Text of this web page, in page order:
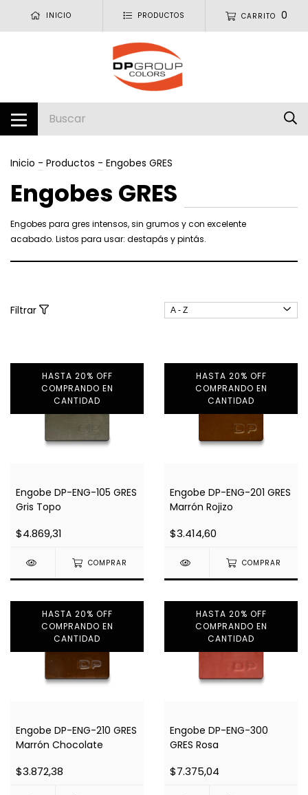
INICIO PRODUCTOS CARRITO 0
Inicio - Productos - Engobes GRES
Engobes GRES
Engobes para gres intensos, sin grumos y con excelente
acabado. Listos para usar: destapás y pintás.
Filtrar
HASTA 20% OFF
COMPRANDO EN
CANTIDAD
Engobe DP-ENG-105 GRES
Gris Topo
$4.869,31
COMPRAR
HASTA 20% OFF
COMPRANDO EN
CANTIDAD
Engobe DP-ENG-201 GRES
Marrón Rojizo
$3.414,60
COMPRAR
HASTA 20% OFF
COMPRANDO EN
CANTIDAD
Engobe DP-ENG-210 GRES
Marrón Chocolate
$3.872,38
HASTA 20% OFF
COMPRANDO EN
CANTIDAD
Engobe DP-ENG-300
GRES Rosa
$7.375,04